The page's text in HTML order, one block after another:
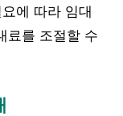
에 따라 임대
료를 조절할 수